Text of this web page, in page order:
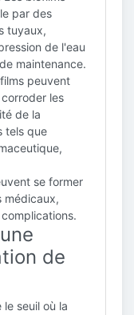
par des
tuyaux,
de l'eau
maintenance.
peuvent
les
de la
tels que
se former
médicaux,
de
seuil où la